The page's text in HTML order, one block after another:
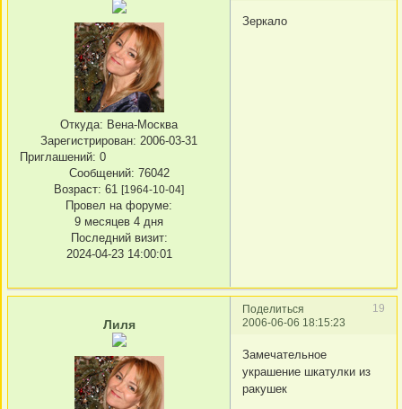
Откуда: Вена-Москва
Зарегистрирован: 2006-03-31
Приглашений: 0
Сообщений: 76042
Возраст: 61 [1964-10-04]
Провел на форуме:
9 месяцев 4 дня
Последний визит:
2024-04-23 14:00:01
Зеркало
Поделиться
19
2006-06-06 18:15:23
Лиля
Замечательное
украшение шкатулки из
ракушек